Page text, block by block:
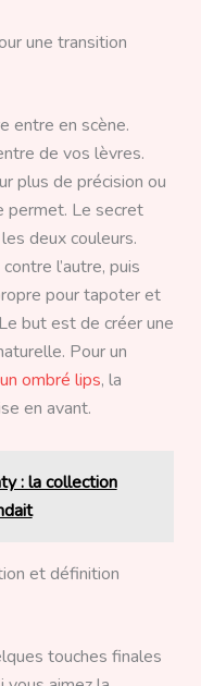
une transition
entre en scène.
de vos lèvres.
plus de précision ou
permet. Le secret
deux couleurs.
l’autre, puis
pour tapoter et
but est de créer une
Pour un
ombré lips, la
en avant.
: la collection
et définition
touches finales